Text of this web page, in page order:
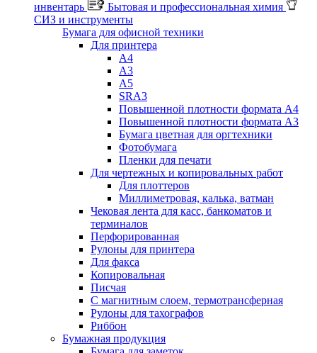
инвентарь
Бытовая и профессиональная химия
СИЗ и инструменты
Бумага для офисной техники
Для принтера
А4
А3
А5
SRA3
Повышенной плотности формата А4
Повышенной плотности формата А3
Бумага цветная для оргтехники
Фотобумага
Пленки для печати
Для чертежных и копировальных работ
Для плоттеров
Миллиметровая, калька, ватман
Чековая лента для касс, банкоматов и
терминалов
Перфорированная
Рулоны для принтера
Для факса
Копировальная
Писчая
С магнитным слоем, термотрансферная
Рулоны для тахографов
Риббон
Бумажная продукция